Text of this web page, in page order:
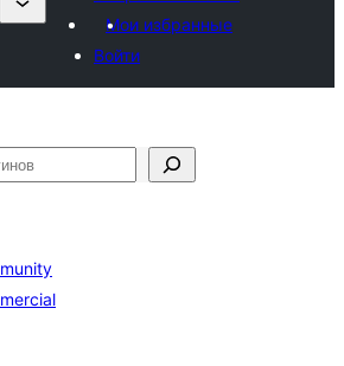
Мои избранные
Войти